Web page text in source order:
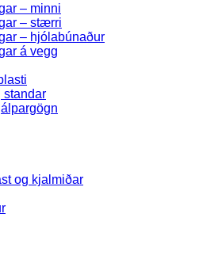
– minni
– stærri
– hjólabúnaður
á vegg
standar
og kjalmiðar